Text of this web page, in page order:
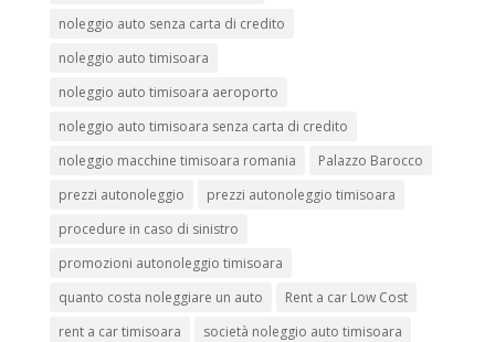
noleggio auto senza carta di credito
noleggio auto timisoara
noleggio auto timisoara aeroporto
noleggio auto timisoara senza carta di credito
noleggio macchine timisoara romania
Palazzo Barocco
prezzi autonoleggio
prezzi autonoleggio timisoara
procedure in caso di sinistro
promozioni autonoleggio timisoara
quanto costa noleggiare un auto
Rent a car Low Cost
rent a car timisoara
società noleggio auto timisoara